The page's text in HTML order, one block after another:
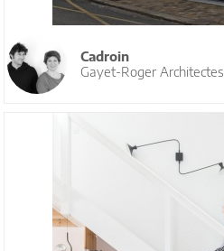
Cadroin
Gayet-Roger Architectes